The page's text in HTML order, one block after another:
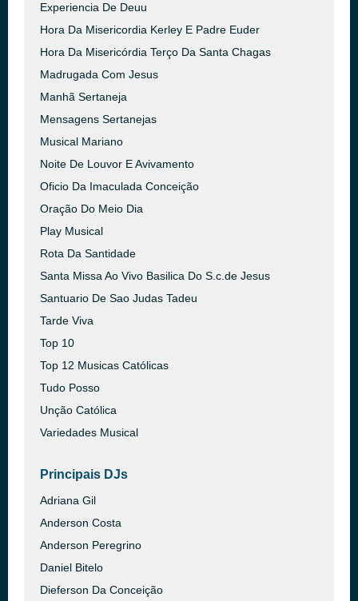
Experiencia De Deuu
Hora Da Misericordia Kerley E Padre Euder
Hora Da Misericórdia Terço Da Santa Chagas
Madrugada Com Jesus
Manhã Sertaneja
Mensagens Sertanejas
Musical Mariano
Noite De Louvor E Avivamento
Oficio Da Imaculada Conceição
Oração Do Meio Dia
Play Musical
Rota Da Santidade
Santa Missa Ao Vivo Basilica Do S.c.de Jesus
Santuario De Sao Judas Tadeu
Tarde Viva
Top 10
Top 12 Musicas Católicas
Tudo Posso
Unção Católica
Variedades Musical
Principais DJs
Adriana Gil
Anderson Costa
Anderson Peregrino
Daniel Bitelo
Dieferson Da Conceição